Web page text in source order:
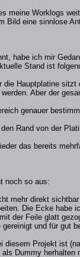
meine Worklogs
Bild eine sinnlose
habe ich mir
Stand ist
die Hauptplatine
Aber der
genauer
Rand von der
das bereits
noch so aus:
mehr direkt
Die Ecke habe
der Feile glatt
gereinigt und für gut
diesem Projekt ist
Dummy herhalten